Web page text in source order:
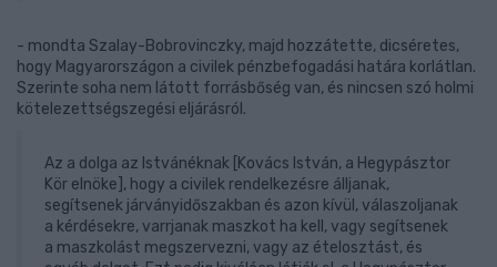
- mondta Szalay-Bobrovinczky, majd hozzátette, dicséretes,
hogy Magyarországon a civilek pénzbefogadási határa korlátlan.
Szerinte soha nem látott forrásbőség van, és nincsen szó holmi
kötelezettségszegési eljárásról.
Az a dolga az Istvánéknak [Kovács István, a Hegypásztor
Kör elnöke], hogy a civilek rendelkezésre álljanak,
segítsenek járványidőszakban és azon kívül, válaszoljanak
a kérdésekre, varrjanak maszkot ha kell, vagy segítsenek
a maszkolást megszervezni, vagy az ételosztást, és